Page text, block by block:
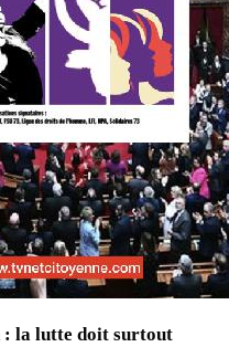
la lutte doit surtout